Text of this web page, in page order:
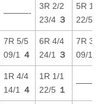
———-
3R 2/2
23/4 ３
5R 1/1
22/5
7R 5/5
09/1
４
6R 4/4
24/1
３
7R 3/3
09/1
1R 4/4
14/1
４
1R 1/1
22/5 １
———-